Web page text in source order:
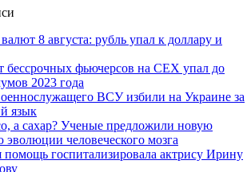
8 августа: рубль упал к доллару и
бессрочных фьючерсов на CEX упал до
2023 года
ВСУ избили на Украине за
язык
а сахар? Ученые предложили новую
эволюции человеческого мозга
помощь госпитализировала актрису Ирину